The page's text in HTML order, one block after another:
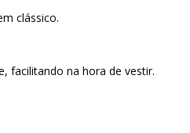
clássico.
facilitando na hora de vestir.